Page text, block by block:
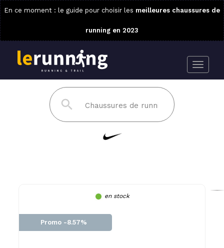
En ce moment : le guide pour choisir les meilleures chaussures de
running en 2023
en stock
Promo -8.57%